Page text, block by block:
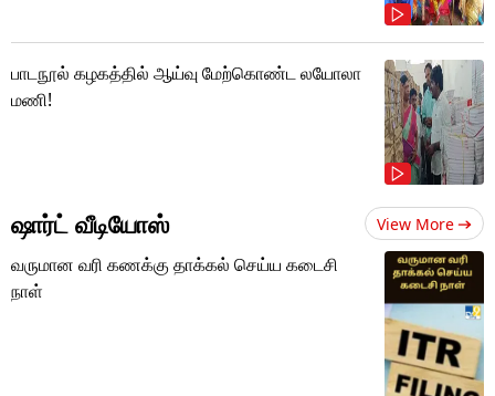
பாடநூல் கழகத்தில் ஆய்வு மேற்கொண்ட லயோலா
மணி!
ஷார்ட் வீடியோஸ் View More
வருமான வரி கணக்கு தாக்கல் செய்ய கடைசி
நாள்